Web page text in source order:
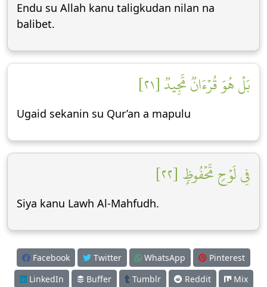
Endu su Allah kanu taligkudan nilan na
balibet.
بَلۡ هُوَ قُرۡءَانٞ مَّجِيدٞ [٢١]
Ugaid sekanin su Qur’an a mapulu
فِي لَوۡحٖ مَّحۡفُوظِۭ [٢٢]
Siya kanu Lawh Al-Mahfudh.
Facebook Twitter WhatsApp
Pinterest
LinkedIn
Buffer Tumblr Reddit Mix